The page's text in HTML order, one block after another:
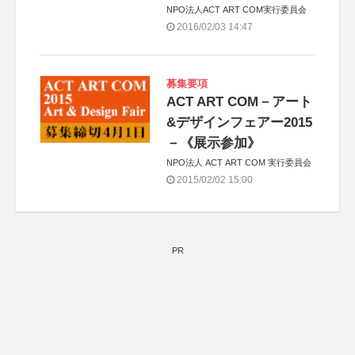
NPO法人ACT ART COM実行委員会
2016/02/03 14:47
募集要項
ACT ART COM－アート
&デザインフェアー2015
－《展示参加》
NPO法人 ACT ART COM 実行委員会
2015/02/02 15:00
PR